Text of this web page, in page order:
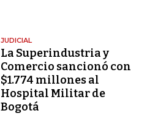
JUDICIAL
La Superindustria y
Comercio sancionó con
$1.774 millones al
Hospital Militar de
Bogotá